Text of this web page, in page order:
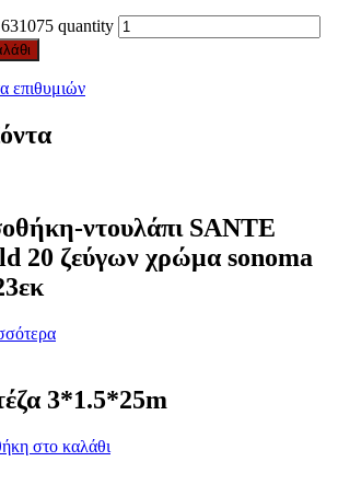
quantity
επιθυμιών
ντουλάπι SANTE
20 ζεύγων χρώμα sonoma
3*1.5*25m
στο καλάθι